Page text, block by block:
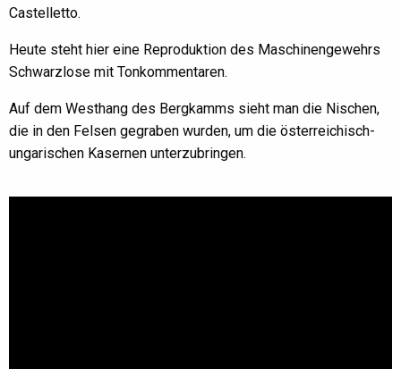
Castelletto.
Heute steht hier eine Reproduktion des Maschinengewehrs
Schwarzlose mit Tonkommentaren.
Auf dem Westhang des Bergkamms sieht man die Nischen,
die in den Felsen gegraben wurden, um die österreichisch-
ungarischen Kasernen unterzubringen.